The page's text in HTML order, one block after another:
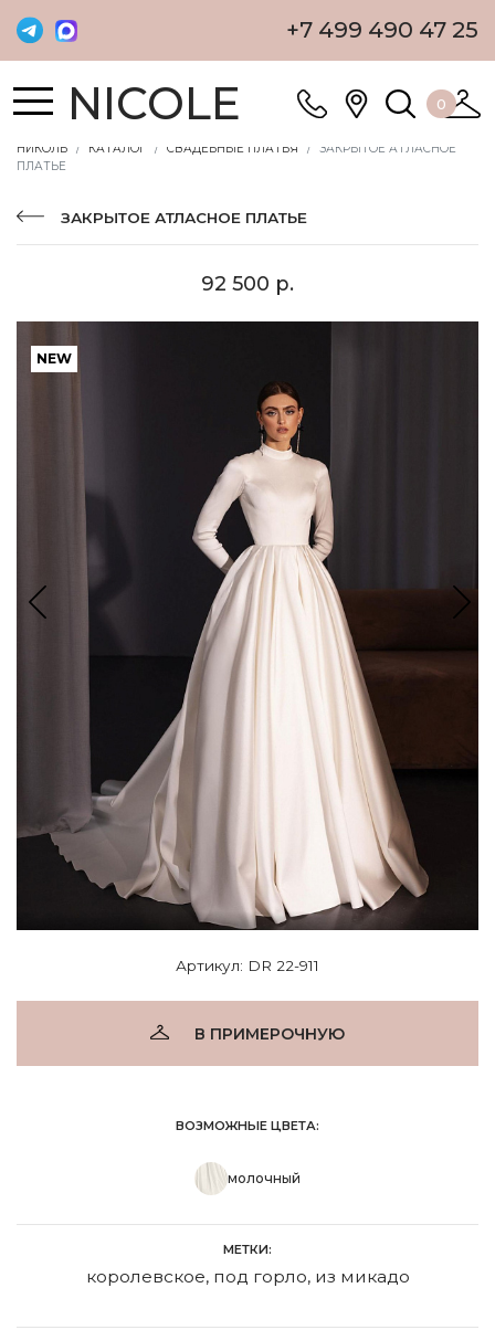
+7 499 490 47 25
NICOLE 0
НИКОЛЬ КАТАЛОГ СВАДЕБНЫЕ ПЛАТЬЯ
ЗАКРЫТОЕ АТЛАСНОЕ
ПЛАТЬЕ
ЗАКРЫТОЕ АТЛАСНОЕ ПЛАТЬЕ
92 500 р.
NEW
Артикул: DR 22-911
В ПРИМЕРОЧНУЮ
ВОЗМОЖНЫЕ ЦВЕТА:
молочный
МЕТКИ:
королевское, под горло, из микадо